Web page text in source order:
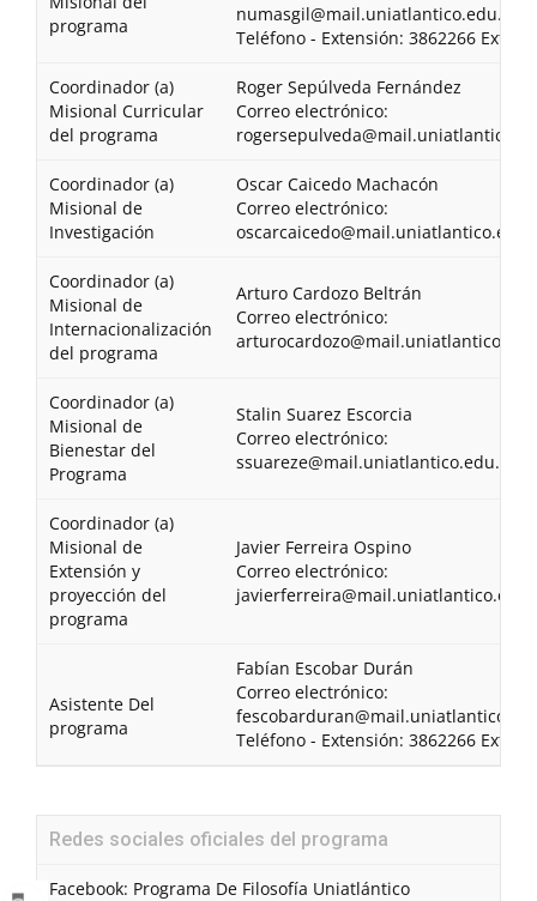
programa
numasgil@mail.uniatlantico.edu.co
Teléfono - Extensión: 3862266 Ext.
Coordinador (a)
Misional Curricular
del programa
Roger Sepúlveda Fernández
Correo electrónico:
Coordinador (a)
Misional de
Investigación
Oscar Caicedo Machacón
Correo electrónico:
Coordinador (a)
Misional de
Internacionalización
del programa
Arturo Cardozo Beltrán
Correo electrónico:
Coordinador (a)
Misional de
Bienestar del
Programa
Stalin Suarez Escorcia
Correo electrónico:
ssuareze@mail.uniatlantico.edu.co
Coordinador (a)
Misional de
Extensión y
proyección del
programa
Javier Ferreira Ospino
Correo electrónico:
Asistente Del
programa
Fabían Escobar Durán
Correo electrónico:
Teléfono - Extensión: 3862266 Ext.
Redes sociales oficiales del programa
Facebook: Programa De Filosofía Uniatlántico